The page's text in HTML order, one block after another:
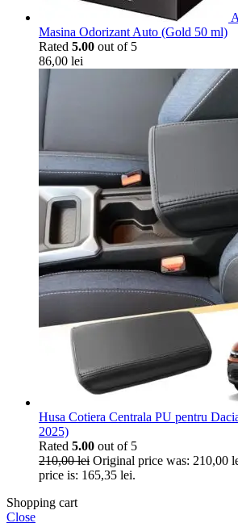
Masina Odorizant Auto (Gold 50 ml)
Rated 5.00 out of 5
86,00 lei
Husa Cotiera Centrala PU pentru
2025)
Rated 5.00 out of 5
210,00lei Original price was: 210,00
price is: 165,35 lei.
Shopping cart
Close